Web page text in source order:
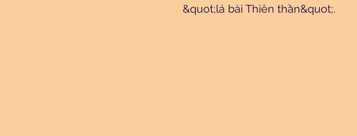
&quot;lá bài Thiên thần&quot;.